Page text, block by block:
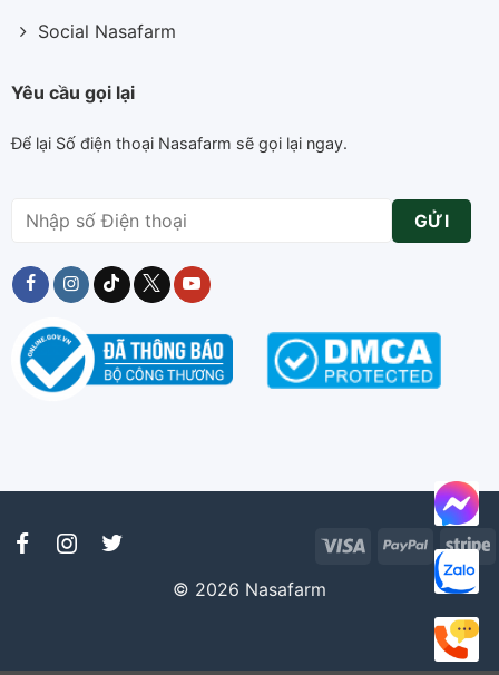
Social Nasafarm
Yêu cầu gọi lại
Để lại Số điện thoại Nasafarm sẽ gọi lại ngay.
© 2026 Nasafarm
Visa PayPal